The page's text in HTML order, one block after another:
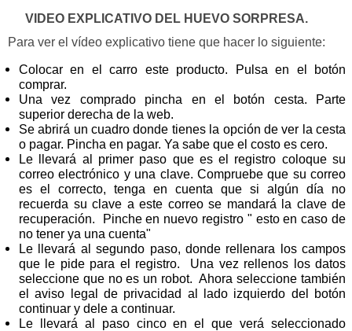
VIDEO EXPLICATIVO DE L HUEVO SORPRESA.
Para ver el vídeo explicativo tiene que hacer lo siguiente:
Colocar en el carro este producto. Pulsa en el botón
comprar.
Una vez comprado pincha en el botón cesta. Parte
superior derecha de la web.
Se abrirá un cuadro donde tienes la opción de ver la cesta
o pagar. Pincha en pagar. Ya sabe que el costo es cero.
Le llevará al primer paso que es el registro coloque su
correo electrónico y una clave. Compruebe que su correo
es el correcto, tenga en cuenta que si algún día no
recuerda su clave a este correo se mandará la clave de
recuperación. Pinche en nuevo registro " esto en caso de
no tener ya una cuenta"
Le llevará al segundo paso, donde rellenara los campos
que le pide para el registro. Una vez rellenos los datos
seleccione que no es un robot. Ahora seleccione también
el aviso legal de privacidad al lado izquierdo del botón
continuar y dele a continuar.
Le llevará al paso cinco en el que verá seleccionado